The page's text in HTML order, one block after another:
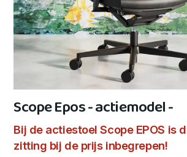
Scope Epos - actiemodel -
Bij de actiestoel Scope EPOS is
zitting bij de prijs inbegrepen!